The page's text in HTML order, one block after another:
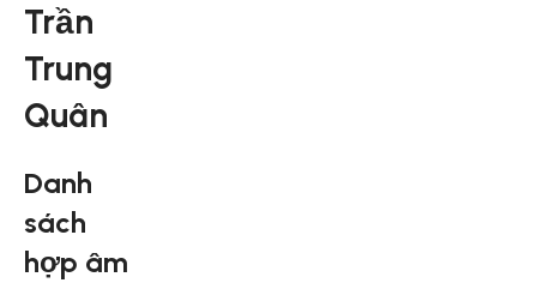
Trần
Trung
Quân
Danh
sách
hợp âm